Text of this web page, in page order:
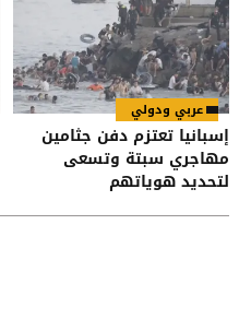
عربي ودولي
إسبانيا تعتزم دفن جثامين
مهاجري سبتة وتسعى
لتحديد هوياتهم